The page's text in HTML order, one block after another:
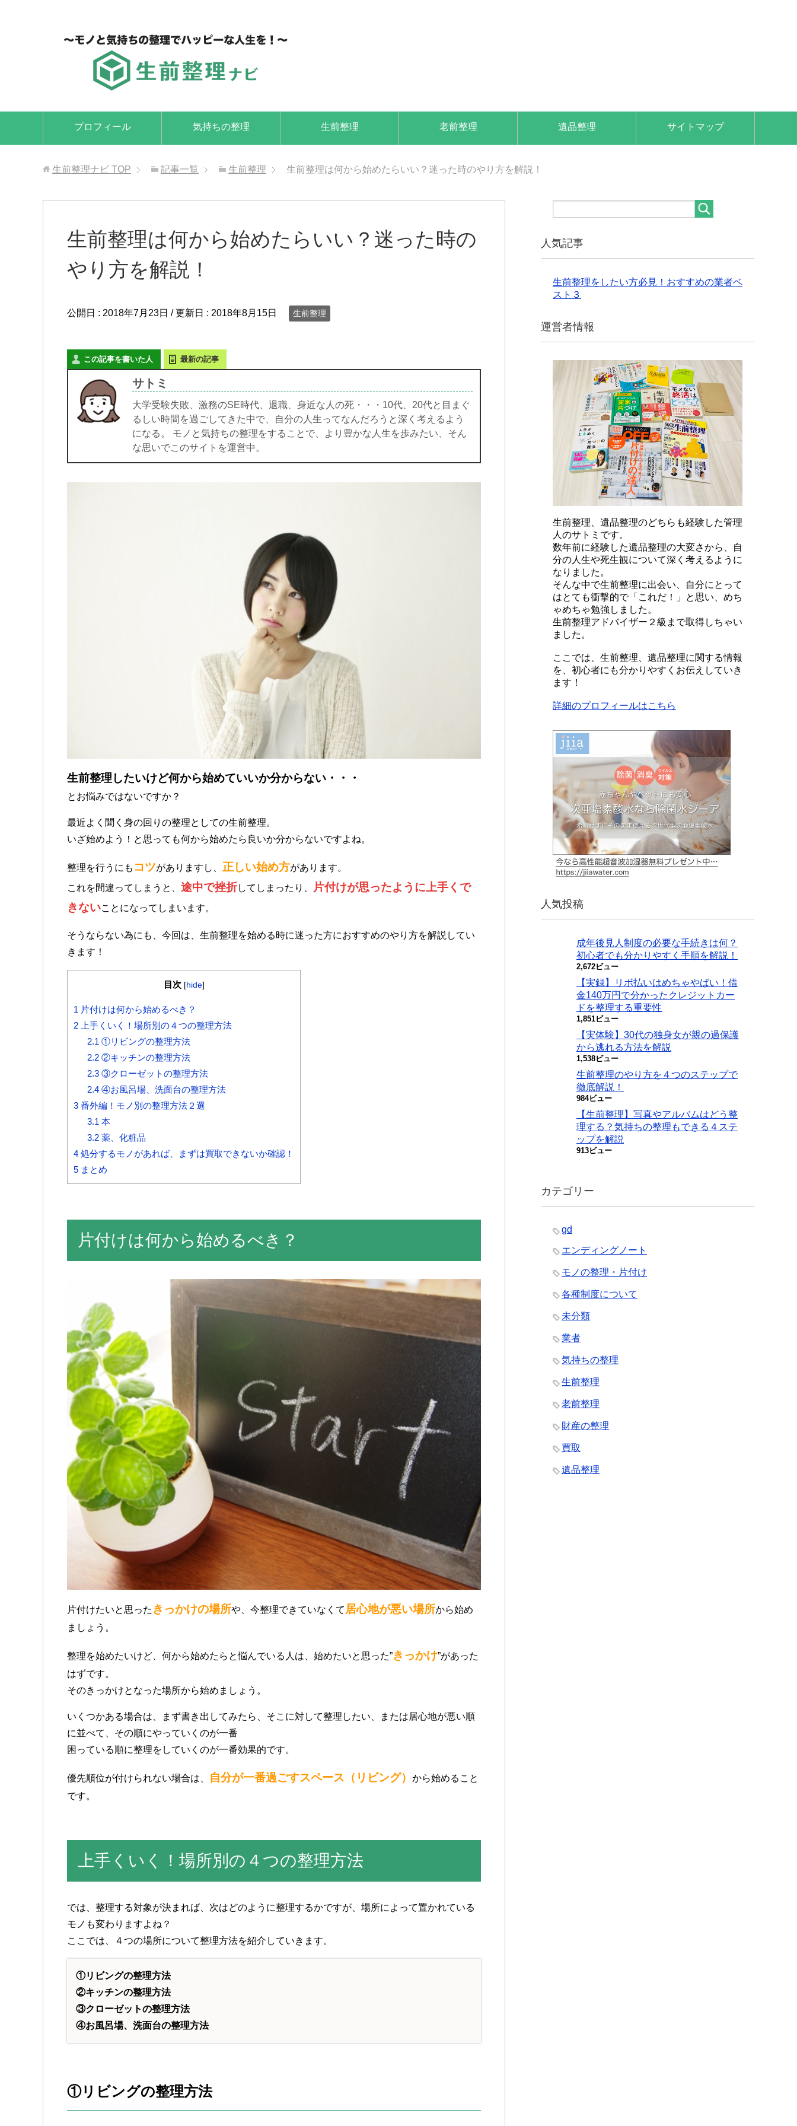
プロフィール 気持ちの整理 生前整理 老前整理 遺品整理 サイトマップ
生前整理ナビ TOP 記事一覧 生前整理 生前整理は何から始めたらいい？迷った時のやり方を解説！
生前整理は何から始めたらいい？迷った時の
やり方を解説！
公開日 : 2018年7月23日 / 更新日 : 2018年8月15日 生前整理
この記事を書いた人 最新の記事
サトミ
大学受験失敗、激務のSE時代、退職、身近な人の死・・・10代、20代と目まぐ
るしい時間を過ごしてきた中で、自分の人生ってなんだろうと深く考えるよう
になる。 モノと気持ちの整理をすることで、より豊かな人生を歩みたい、そん
な思いでこのサイトを運営中。
生前整理したいけど何から始めていいか分からない・・・
とお悩みではないですか？
最近よく聞く身の回りの整理としての生前整理。
いざ始めよう！と思っても何から始めたら良いか分からないですよね。
整理を行うにも コツがありますし、 正しい始め方があります。
これを間違ってしまうと、 途中で挫折してしまったり、
片付けが思ったように上手くで
きないことになってしまいます。
そうならない為にも、今回は、生前整理を始める時に迷った方におすすめのやり方を解説してい
きます！
目次 [hide]
1 片付けは何から始めるべき？
2 上手くいく！場所別の４つの整理方法
2.1 ①リビングの整理方法
2.2②キッチンの整理方法
2.3③クローゼットの整理方法
2.4④お風呂場、洗面台の整理方法
3 番外編！モノ別の整理方法２選
3.1 本
3.2薬、化粧品
4 処分するモノがあれば、まずは買取できないか確認！
5 まとめ
片付けは何から始めるべき？
片付けたいと思った きっかけの場所や、今整理できていなくて 居心地が悪い場所から始め
ましょう。
整理を始めたいけど、何から始めたらと悩んでいる人は、始めたいと思った”きっかけ”があった
はずです。
そのきっかけとなった場所から始めましょう。
いくつかある場合は、まず書き出してみたら、そこに対して整理したい、または居心地が悪い順
に並べて、その順にやっていくのが一番
困っている順に整理をしていくのが一番効果的です。
優先順位が付けられない場合は、 自分が一番過ごすスペース（リビング）
から始めること
です。
上手くいく！場所別の４つの整理方法
では、整理する対象が決まれば、次はどのように整理するかですが、場所によって置かれている
モノも変わりますよね？
ここでは、４つの場所について整理方法を紹介していきます。
①リビングの整理方法
②キッチンの整理方法
③クローゼットの整理方法
④お風呂場、洗面台の整理方法
①リビングの整理方法
人気記事
生前整理をしたい方必見！おすすめの業者ベ
スト３
運営者情報
生前整理、遺品整理のどちらも経験した管理
人のサトミです。
数年前に経験した遺品整理の大変さから、自
分の人生や死生観について深く考えるように
なりました。
そんな中で生前整理に出会い、自分にとって
はとても衝撃的で「これだ！」と思い、めち
ゃめちゃ勉強しました。
生前整理アドバイザー２級まで取得しちゃい
ました。
ここでは、生前整理、遺品整理に関する情報
を、初心者にも分かりやすくお伝えしていき
ます！
詳細のプロフィールはこちら
人気投稿
成年後見人制度の必要な手続きは何？
初心者でも分かりやすく手順を解説！
2,672ビュー
【実録】リボ払いはめちゃやばい！借
金140万円で分かったクレジットカー
ドを整理する重要性
1,851ビュー
【実体験】30代の独身女が親の過保護
から逃れる方法を解説
1,538ビュー
生前整理のやり方を４つのステップで
徹底解説！
984ビュー
【生前整理】写真やアルバムはどう整
理する？気持ちの整理もできる４ステ
ップを解説
913ビュー
カテゴリー
gd
エンディングノート
モノの整理・片付け
各種制度について
未分類
業者
気持ちの整理
生前整理
老前整理
財産の整理
買取
遺品整理